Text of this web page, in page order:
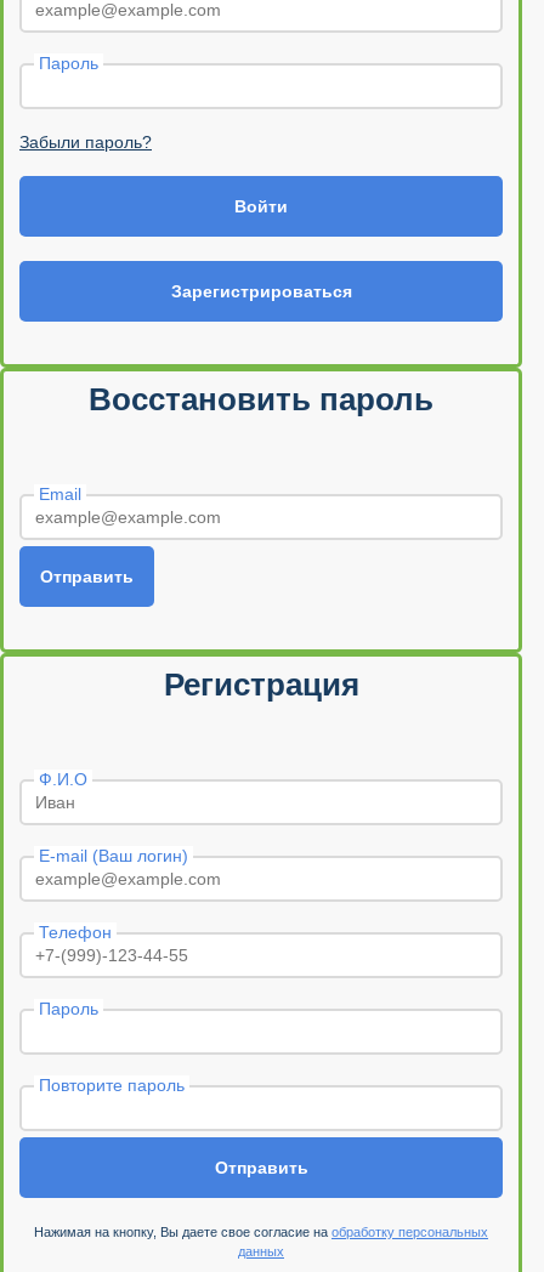
Пароль
Забыли пароль?
Войти
Зарегистрироваться
Восстановить пароль
Email
Отправить
Регистрация
Ф.И.О
E-mail (Ваш логин)
Телефон
Пароль
Повторите пароль
Отправить
Нажимая на кнопку, Вы даете свое согласие на обработку персональных
данных